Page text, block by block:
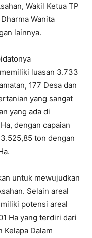
Wakil Ketua TP
Wanita
lainnya.
luasan 3.733
177 Desa dan
yang sangat
yang ada di
dengan capaian
ton dengan
untuk mewujudkan
Selain areal
potensi areal
Ha yang terdiri dari
Kelapa Dalam